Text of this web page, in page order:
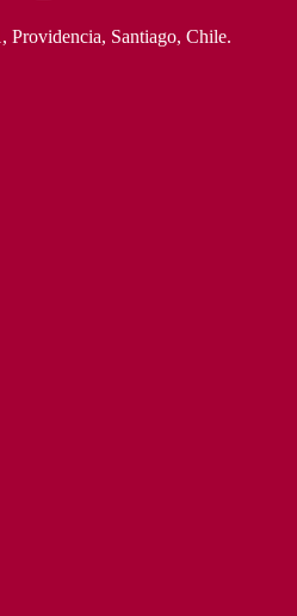
Providencia, Santiago, Chile.